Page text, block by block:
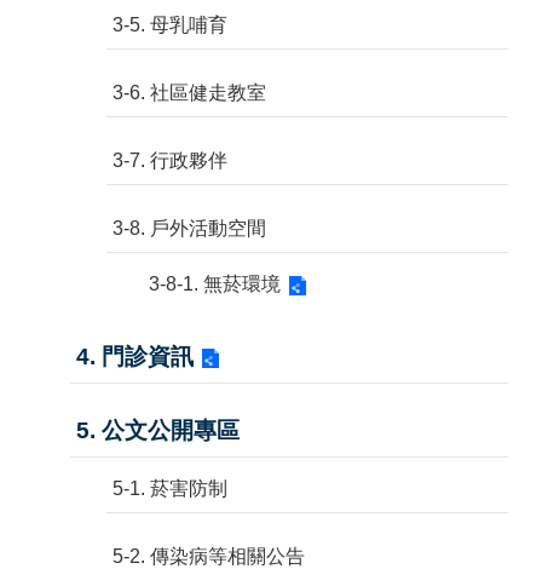
3-5. 母乳哺育
3-6. 社區健走教室
3-7. 行政夥伴
3-8. 戶外活動空間
3-8-1. 無菸環境
4. 門診資訊
5. 公文公開專區
5-1. 菸害防制
5-2. 傳染病等相關公告